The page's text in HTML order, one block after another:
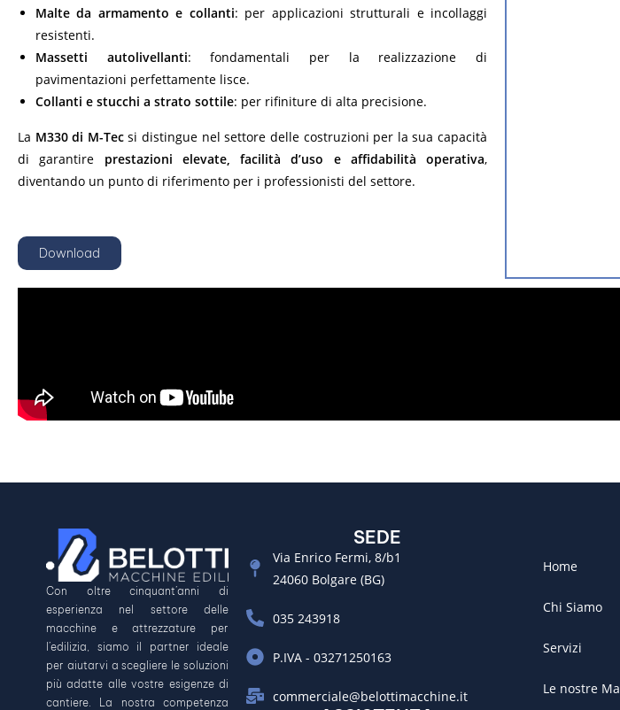
Malte da armamento e collanti: per applicazioni strutturali e incollaggi
resistenti.
Massetti autolivellanti: fondamentali per la realizzazione di
pavimentazioni perfettamente lisce.
Collanti e stucchi a strato sottile: per rifiniture di alta precisione.
La M330 di M-Tecsi distingue nel settore delle costruzioni per la sua capacità
di garantire prestazioni elevate, facilità d’uso e affidabilità operativa,
diventando un punto di riferimento per i professionisti del settore.
Download
Con oltre cinquant’anni di
esperienza nel settore delle
macchine e attrezzature per
l’edilizia, siamo il partner ideale
per aiutarvi a scegliere le soluzioni
più adatte alle vostre esigenze di
cantiere. La nostra competenza
SEDE
Via Enrico Fermi, 8/b1
24060 Bolgare (BG)
035 243918
P.IVA - 03271250163
commerciale@belottimacchine.it
Home
Chi Siamo
Servizi
Le nostre